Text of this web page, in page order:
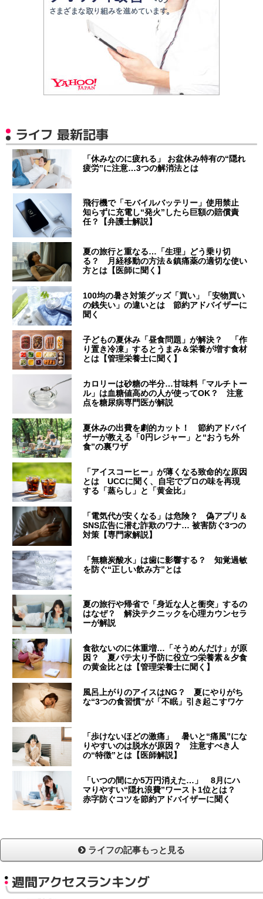
ライフ 最新記事
「休みなのに疲れる」 お盆休み特有の“隠れ
疲労”に注意…3つの解消法とは
飛行機で「モバイルバッテリー」使用禁止
知らずに充電し“発火”したら巨額の賠償責
任？【弁護士解説】
夏の旅行と重なる…「生理」どう乗り切
る？ 月経移動の方法＆鎮痛薬の適切な使い
方とは【医師に聞く】
100均の暑さ対策グッズ「買い」「安物買い
の銭失い」の違いとは 節約アドバイザーに
聞く
子どもの夏休み「昼食問題」が解決？ 「作
り置き冷凍」するとうまみ＆栄養が増す食材
とは【管理栄養士に聞く】
カロリーは砂糖の半分…甘味料「マルチトー
ル」は血糖値高めの人が使ってOK？ 注意
点を糖尿病専門医が解説
夏休みの出費を劇的カット！ 節約アドバイ
ザーが教える「0円レジャー」と“おうち外
食”の裏ワザ
「アイスコーヒー」が薄くなる致命的な原因
とは UCCに聞く、自宅でプロの味を再現
する「蒸らし」と「黄金比」
「電気代が安くなる」は危険？ 偽アプリ＆
SNS広告に潜む詐欺のワナ… 被害防ぐ3つの
対策【専門家解説】
「無糖炭酸水」は歯に影響する？ 知覚過敏
を防ぐ“正しい飲み方”とは
夏の旅行や帰省で「身近な人と衝突」するの
はなぜ？ 解決テクニックを心理カウンセラ
ーが解説
食欲ないのに体重増…「そうめんだけ」が原
因？ 夏バテ太り予防に役立つ栄養素＆夕食
の黄金比とは【管理栄養士に聞く】
風呂上がりのアイスはNG？ 夏にやりがち
な“3つの食習慣”が「不眠」引き起こすワケ
「歩けないほどの激痛」 暑いと“痛風”にな
りやすいのは脱水が原因？ 注意すべき人
の“特徴”とは【医師解説】
「いつの間にか5万円消えた…」 8月にハ
マりやすい“隠れ浪費”ワースト1位とは？
赤字防ぐコツを節約アドバイザーに聞く
ライフの記事もっと見る
週間アクセスランキング